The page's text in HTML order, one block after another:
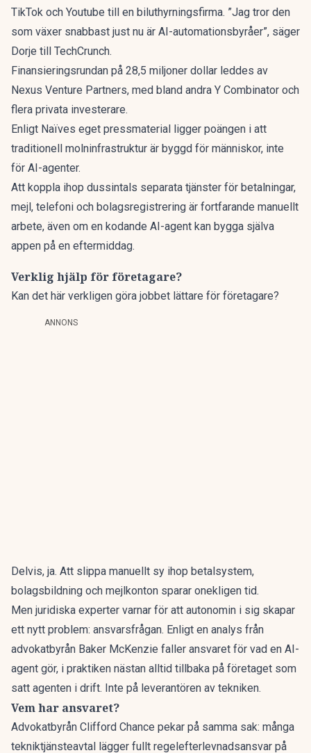
TikTok och Youtube till en biluthyrningsfirma. ”Jag tror den
som växer snabbast just nu är AI-automationsbyråer”, säger
Dorje till TechCrunch.
Finansieringsrundan på 28,5 miljoner dollar leddes av
Nexus Venture Partners, med bland andra Y Combinator och
flera privata investerare.
Enligt Naïves eget pressmaterial ligger poängen i att
traditionell molninfrastruktur är byggd för människor, inte
för AI-agenter.
Att koppla ihop dussintals separata tjänster för betalningar,
mejl, telefoni och bolagsregistrering är fortfarande manuellt
arbete, även om en kodande AI-agent kan bygga själva
appen på en eftermiddag.
Verklig hjälp för företagare?
Kan det här verkligen göra jobbet lättare för företagare?
ANNONS
Delvis, ja. Att slippa manuellt sy ihop betalsystem,
bolagsbildning och mejlkonton sparar onekligen tid.
Men juridiska experter varnar för att autonomin i sig skapar
ett nytt problem: ansvarsfrågan. Enligt en analys från
advokatbyrån Baker McKenzie faller ansvaret för vad en AI-
agent gör, i praktiken nästan alltid tillbaka på företaget som
satt agenten i drift. Inte på leverantören av tekniken.
Vem har ansvaret?
Advokatbyrån Clifford Chance pekar på samma sak: många
tekniktjänsteavtal lägger fullt regelefterlevnadsansvar på